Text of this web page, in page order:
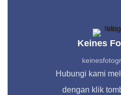
Keines
Hubungi kami
dengan klik